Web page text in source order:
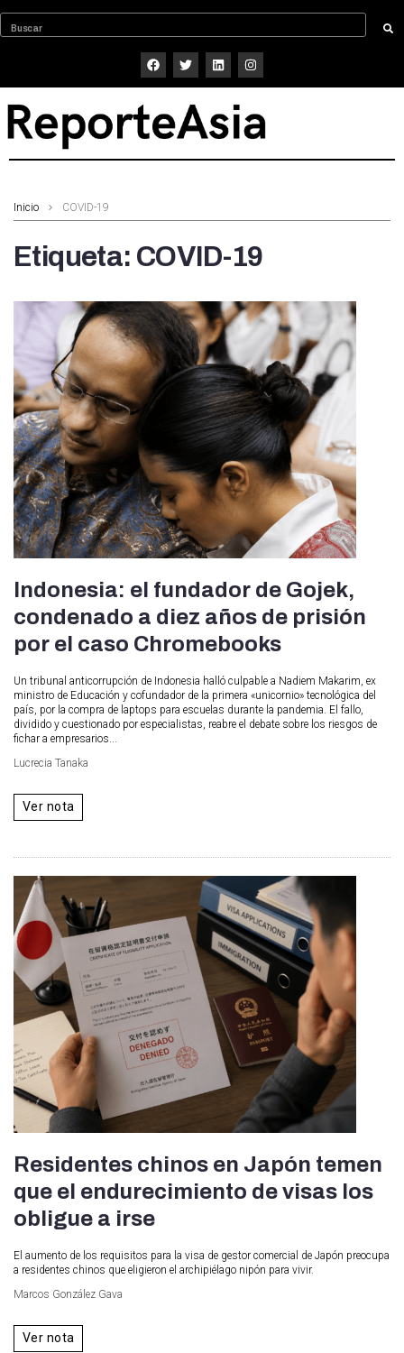
Inicio COVID-19
Etiqueta: COVID-19
Indonesia: el fundador de Gojek,
condenado a diez años de prisión
por el caso Chromebooks
Un tribunal anticorrupción de Indonesia halló culpable a Nadiem Makarim, ex
ministro de Educación y cofundador de la primera «unicornio» tecnológica del
país, por la compra de laptops para escuelas durante la pandemia. El fallo,
dividido y cuestionado por especialistas, reabre el debate sobre los riesgos de
fichar a empresarios...
Lucrecia Tanaka
Ver nota
Residentes chinos en Japón temen
que el endurecimiento de visas los
obligue a irse
El aumento de los requisitos para la visa de gestor comercial de Japón preocupa
a residentes chinos que eligieron el archipiélago nipón para vivir.
Marcos González Gava
Ver nota